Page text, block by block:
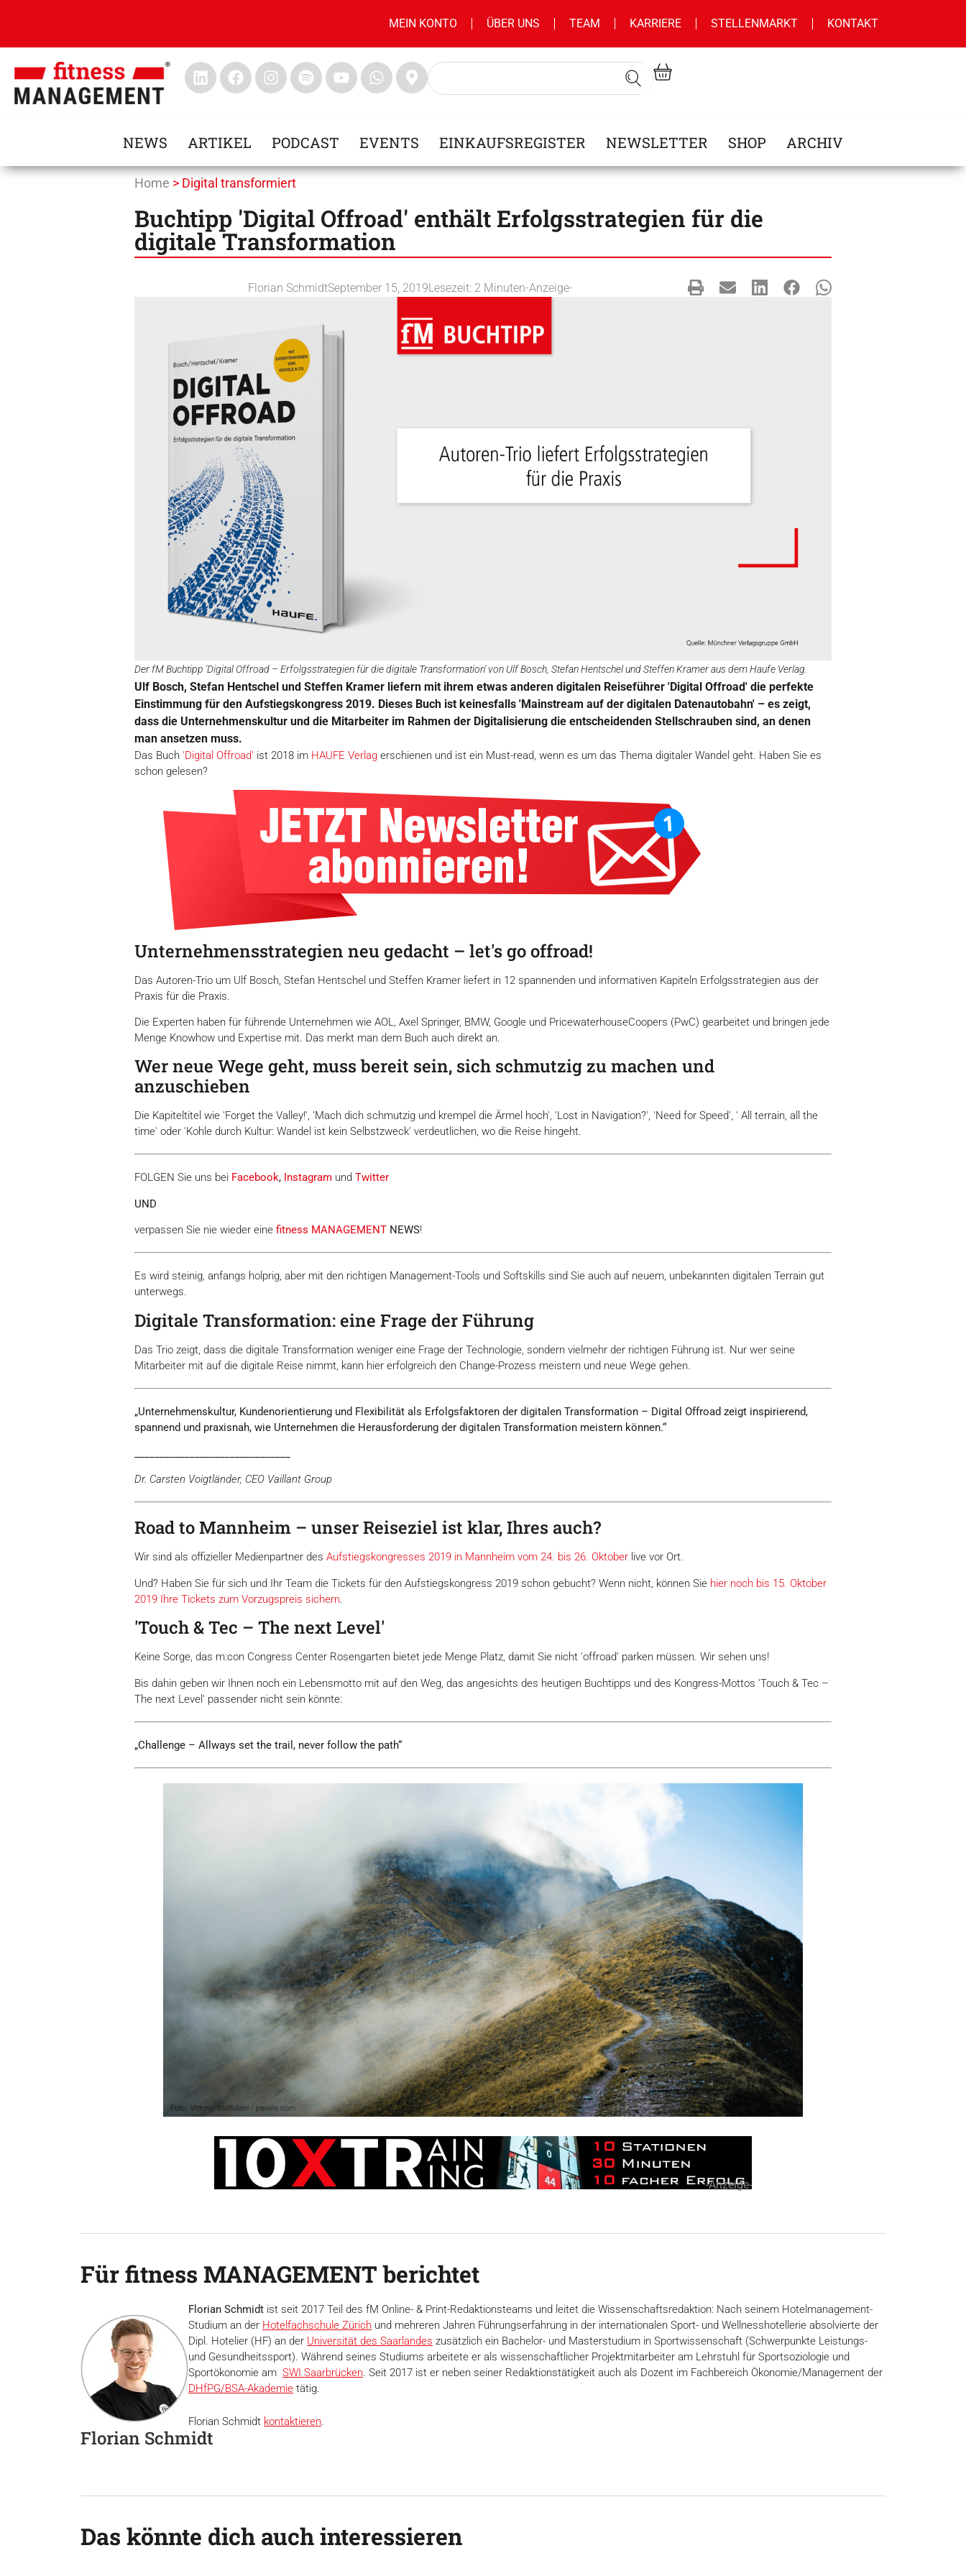
MEIN KONTO ÜBER UNS TEAM KARRIERE STELLENMARKT KONTAKT
NEWS ARTIKEL PODCAST EVENTS EINKAUFSREGISTER NEWSLETTER SHOP ARCHIV
Home > Digital transformiert
Buchtipp 'Digital Offroad' enthält Erfolgsstrategien für die
digitale Transformation
Florian SchmidtSeptember 15, 2019Lesezeit: 2 Minuten-Anzeige-
Der fM Buchtipp 'Digital Offroad – Erfolgsstrategien für die digitale Transformation' von Ulf Bosch, Stefan Hentschel und Steffen Kramer aus dem Haufe Verlag.
Ulf Bosch, Stefan Hentschel und Steffen Kramer liefern mit ihrem etwas anderen digitalen Reiseführer 'Digital Offroad' die perfekte
Einstimmung für den Aufstiegskongress 2019. Dieses Buch ist keinesfalls 'Mainstream auf der digitalen Datenautobahn' – es zeigt,
dass die Unternehmenskultur und die Mitarbeiter im Rahmen der Digitalisierung die entscheidenden Stellschrauben sind, an denen
man ansetzen muss.
Das Buch 'Digital Offroad' ist 2018 im HAUFE Verlag erschienen und ist ein Must-read, wenn es um das Thema digitaler Wandel geht. Haben Sie es
schon gelesen?
Unternehmensstrategien neu gedacht – let's go offroad!
Das Autoren-Trio um Ulf Bosch, Stefan Hentschel und Steffen Kramer liefert in 12 spannenden und informativen Kapiteln Erfolgsstrategien aus der
Praxis für die Praxis.
Die Experten haben für führende Unternehmen wie AOL, Axel Springer, BMW, Google und PricewaterhouseCoopers (PwC) gearbeitet und bringen jede
Menge Knowhow und Expertise mit. Das merkt man dem Buch auch direkt an.
Wer neue Wege geht, muss bereit sein, sich schmutzig zu machen und
anzuschieben
Die Kapiteltitel wie 'Forget the Valley!', 'Mach dich schmutzig und krempel die Ärmel hoch', 'Lost in Navigation?', 'Need for Speed', ' All terrain, all the
time' oder 'Kohle durch Kultur: Wandel ist kein Selbstzweck' verdeutlichen, wo die Reise hingeht.
FOLGEN Sie uns bei Facebook, Instagram und Twitter
UND
verpassen Sie nie wieder eine fitness MANAGEMENT NEWS!
Es wird steinig, anfangs holprig, aber mit den richtigen Management-Tools und Softskills sind Sie auch auf neuem, unbekannten digitalen Terrain gut
unterwegs.
Digitale Transformation: eine Frage der Führung
Das Trio zeigt, dass die digitale Transformation weniger eine Frage der Technologie, sondern vielmehr der richtigen Führung ist. Nur wer seine
Mitarbeiter mit auf die digitale Reise nimmt, kann hier erfolgreich den Change-Prozess meistern und neue Wege gehen.
„Unternehmenskultur, Kundenorientierung und Flexibilität als Erfolgsfaktoren der digitalen Transformation – Digital Offroad zeigt inspirierend,
spannend und praxisnah, wie Unternehmen die Herausforderung der digitalen Transformation meistern können.“
Dr. Carsten Voigtländer, CEO Vaillant Group
Road to Mannheim – unser Reiseziel ist klar, Ihres auch?
Wir sind als offizieller Medienpartner des Aufstiegskongresses 2019 in Mannheim vom 24. bis 26. Oktober live vor Ort.
Und? Haben Sie für sich und Ihr Team die Tickets für den Aufstiegskongress 2019 schon gebucht? Wenn nicht, können Sie hier noch bis 15. Oktober
2019 Ihre Tickets zum Vorzugspreis sichern.
'Touch & Tec – The next Level'
Keine Sorge, das m:con Congress Center Rosengarten bietet jede Menge Platz, damit Sie nicht 'offroad' parken müssen. Wir sehen uns!
Bis dahin geben wir Ihnen noch ein Lebensmotto mit auf den Weg, das angesichts des heutigen Buchtipps und des Kongress-Mottos 'Touch & Tec –
The next Level' passender nicht sein könnte:
„Challenge – Allways set the trail, never follow the path​​“
-Anzeige-
Für fitness MANAGEMENT berichtet
Florian Schmidt
Florian Schmidt ist seit 2017 Teil des fM Online- & Print-Redaktionsteams und leitet die Wissenschaftsredaktion: Nach seinem Hotelmanagement-
Studium an der Hotelfachschule Zürich und mehreren Jahren Führungserfahrung in der internationalen Sport- und Wellnesshotellerie absolvierte der
Dipl. Hotelier (HF) an der Universität des Saarlandes zusätzlich ein Bachelor- und Masterstudium in Sportwissenschaft (Schwerpunkte Leistungs-
und Gesundheitssport). Während seines Studiums arbeitete er als wissenschaftlicher Projektmitarbeiter am Lehrstuhl für Sportsoziologie und
Sportökonomie am SWI Saarbrücken. Seit 2017 ist er neben seiner Redaktionstätigkeit auch als Dozent im Fachbereich Ökonomie/Management der
DHfPG/BSA-Akademie tätig.
Florian Schmidt kontaktieren.
Das könnte dich auch interessieren